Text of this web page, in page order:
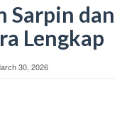
Sarpin dan
Lengkap
30, 2026